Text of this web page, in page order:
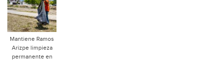
Mantiene Ramos
Arizpe limpieza
permanente en